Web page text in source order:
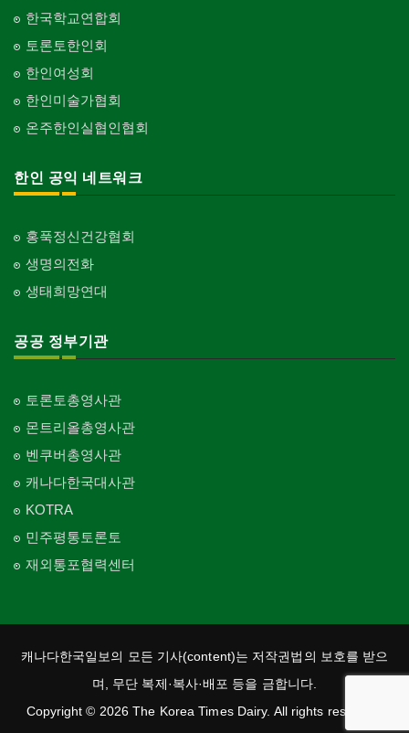
한국학교연합회
토론토한인회
한인여성회
한인미술가협회
온주한인실협인협회
한인 공익 네트워크
홍푹정신건강협회
생명의전화
생태희망연대
공공 정부기관
토론토총영사관
몬트리올총영사관
벤쿠버총영사관
캐나다한국대사관
KOTRA
민주평통토론토
재외통포협력센터
캐나다한국일보의 모든 기사(content)는 저작권법의 보호를 받으
며, 무단 복제·복사·배포 등을 금합니다.
Copyright © 2026 The Korea Times Dairy. All rights reserved.